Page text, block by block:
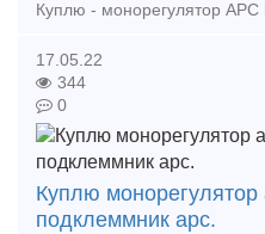
17.05.22
344
0
Куплю
подклеммник арс.